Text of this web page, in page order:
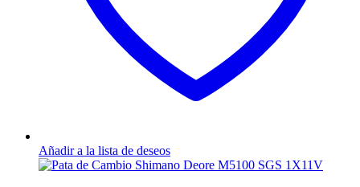
Añadir a la lista de deseos